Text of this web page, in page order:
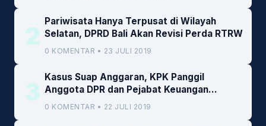
2
Pariwisata Hanya Terpusat di Wilayah
Selatan, DPRD Bali Akan Revisi Perda RTRW
0 KOMENTAR • 23 JULI 2019
3
Kasus Suap Anggaran, KPK Panggil
Anggota DPR dan Pejabat Keuangan
Kemenkeu
0 KOMENTAR • 22 JULI 2019